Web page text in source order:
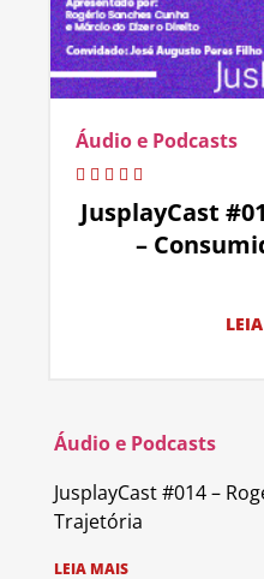
Áudio e Podcasts
JusplayCast
–
Áudio e Podcasts
JusplayCast #014 –
Trajetória
LEIA MAIS